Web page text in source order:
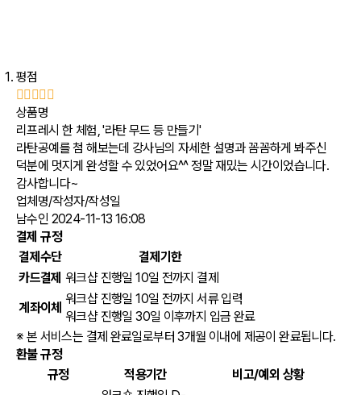
평점
상품명
리프레시 한 체험, '라탄 무드 등 만들기'
라탄공예를 첨 해보는데 강사님의 자세한 설명과 꼼꼼하게 봐주신
덕분에 멋지게 완성할 수 있었어요^^ 정말 재밌는 시간이었습니다.
감사합니다~
업체명/작성자/작성일
남수인 2024-11-13 16:08
결제 규정
결제수단
결제기한
카드결제 워크샵 진행일 10일 전까지 결제
계좌이체
워크샵 진행일 10일 전까지 서류 입력
워크샵 진행일 30일 이후까지 입금 완료
※ 본 서비스는 결제 완료일로부터 3개월 이내에 제공이 완료됩니다.
환불 규정
규정
적용기간
비고/예외 상황